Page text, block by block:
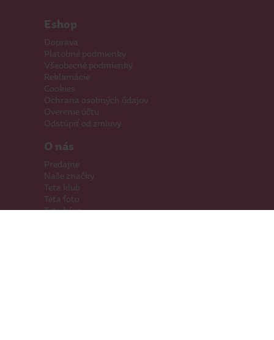
Eshop
Doprava
Platobné podmienky
Všeobecné podmienky
Reklamácie
Cookies
Ochrana osobných údajov
Overenie účtu
Odstúpiť od zmluvy
O nás
Predajne
Naše značky
Teta klub
Teta foto
Teta káva